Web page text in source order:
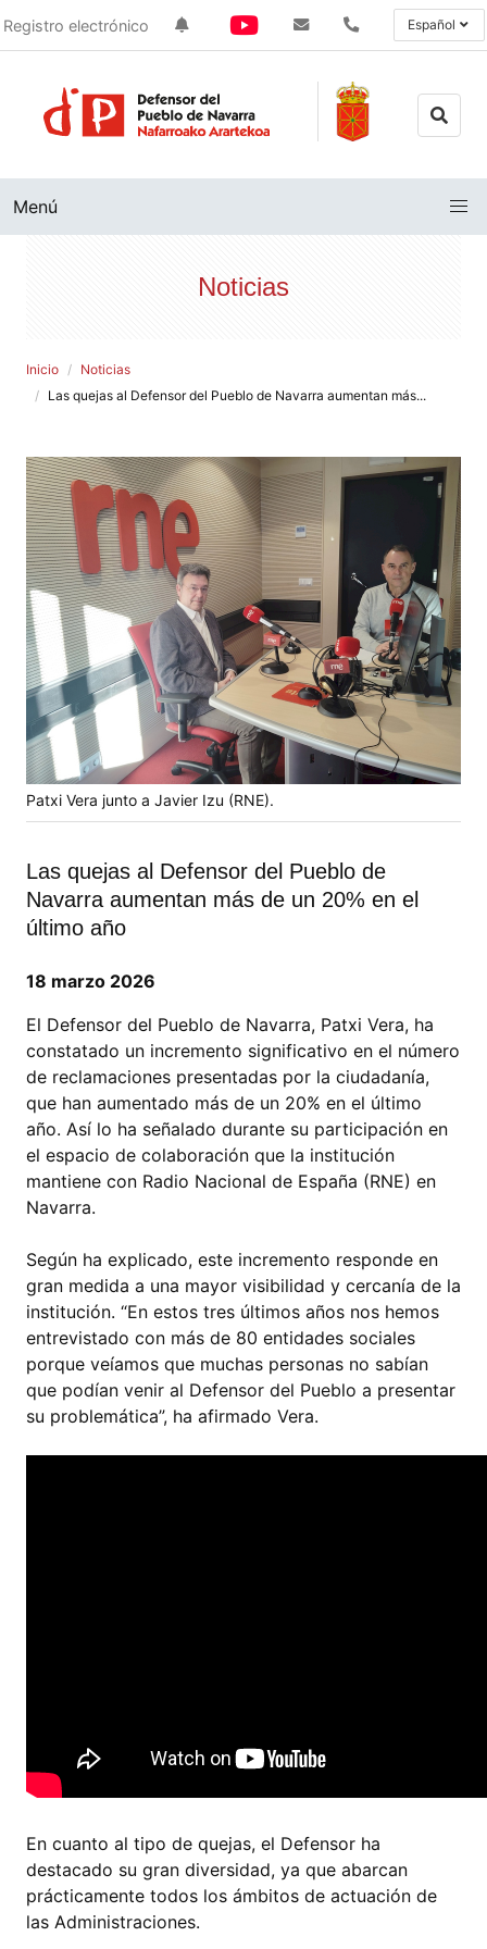
Registro electrónico Español
Menú
Noticias
Inicio
Noticias
Las quejas al Defensor del Pueblo de Navarra aumentan más...
Patxi Vera junto a Javier Izu (RNE).
Las quejas al Defensor del Pueblo de
Navarra aumentan más de un 20% en el
último año
18 marzo 2026
El Defensor del Pueblo de Navarra, Patxi Vera, ha
constatado un incremento significativo en el número
de reclamaciones presentadas por la ciudadanía,
que han aumentado más de un 20% en el último
año. Así lo ha señalado durante su participación en
el espacio de colaboración que la institución
mantiene con Radio Nacional de España (RNE) en
Navarra.
Según ha explicado, este incremento responde en
gran medida a una mayor visibilidad y cercanía de la
institución. “En estos tres últimos años nos hemos
entrevistado con más de 80 entidades sociales
porque veíamos que muchas personas no sabían
que podían venir al Defensor del Pueblo a presentar
su problemática”, ha afirmado Vera.
En cuanto al tipo de quejas, el Defensor ha
destacado su gran diversidad, ya que abarcan
prácticamente todos los ámbitos de actuación de
las Administraciones.